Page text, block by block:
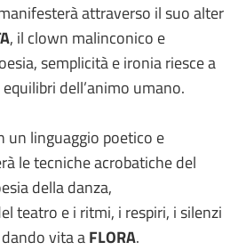
attraverso il suo alter
, il clown malinconico e
semplicità e ironia riesce a
dell’animo umano.
un linguaggio poetico e
le tecniche acrobatiche del
della danza,
teatro e i ritmi, i respiri, i silenzi
vita aFLORA.